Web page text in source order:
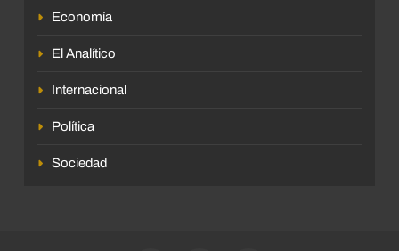
Economía
El Analítico
Internacional
Política
Sociedad